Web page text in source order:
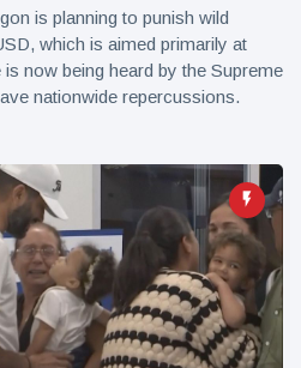
is planning to punish wild
which is aimed primarily at
now being heard by the Supreme
nationwide repercussions.